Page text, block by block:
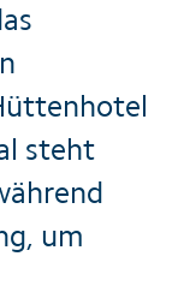
steht
um